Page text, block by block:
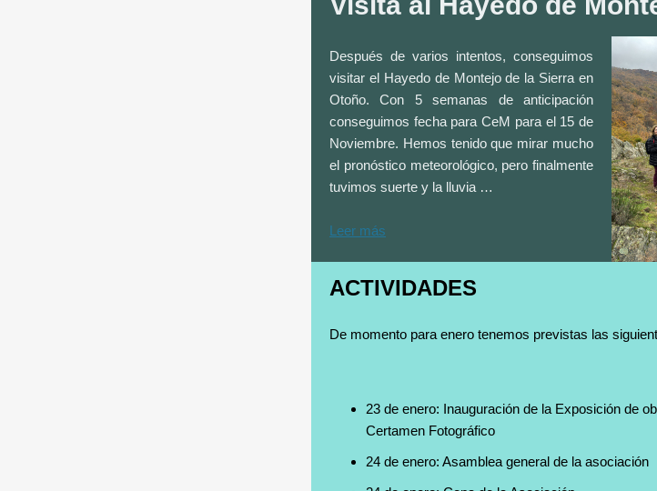
Después de varios intentos, conseguimos
visitar el Hayedo de Montejo de la Sierra en
Otoño. Con 5 semanas de anticipación
conseguimos fecha para CeM para el 15 de
Noviembre. Hemos tenido que mirar mucho
el pronóstico meteorológico, pero finalmente
tuvimos suerte y la lluvia …
Leer más
ACTIVIDADES
De momento para enero tenemos previstas las
23 de enero: Inauguración de la Exposición de
Certamen Fotográfico
24 de enero: Asamblea general de la asociación